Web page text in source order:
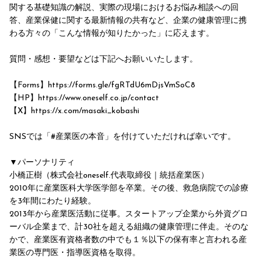
関する基礎知識の解説、実際の現場におけるお悩み相談への回
答、産業保健に関する最新情報の共有など、企業の健康管理に携
わる方々の「こんな情報が知りたかった」に応えます。
質問・感想・要望などは下記へお願いいたします。
【Forms】https://forms.gle/fgRTdU6mDjsVmSoC8
【HP】https://www.oneself.co.jp/contact
【X】https://x.com/masaki_kobashi
SNSでは「#産業医の本音」を付けていただければ幸いです。
▼パーソナリティ
小橋正樹（株式会社oneself.代表取締役｜統括産業医）
2010年に産業医科大学医学部を卒業。その後、救急病院での診療
を3年間にわたり経験。
2013年から産業医活動に従事。スタートアップ企業から外資グロ
ーバル企業まで、計30社を超える組織の健康管理に伴走。そのな
かで、産業医有資格者数の中でも１％以下の保有率と言われる産
業医の専門医・指導医資格を取得。